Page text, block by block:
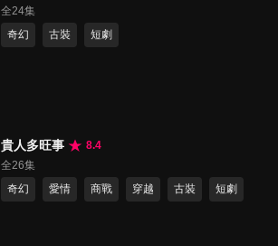
全24集
奇幻
古裝 短劇
貴人多旺事
8.4
全26集
奇幻
愛情 商戰 穿越 古裝 短劇